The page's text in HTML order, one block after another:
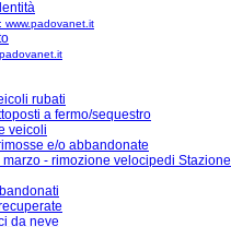
www.padovanet.it
rubati
a fermo/sequestro
veicoli
e/o abbandonate
marzo - rimozione velocipedi Stazione
da neve